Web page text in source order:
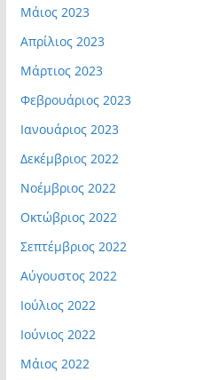
Μάιος 2023
Απρίλιος 2023
Μάρτιος 2023
Φεβρουάριος 2023
Ιανουάριος 2023
Δεκέμβριος 2022
Νοέμβριος 2022
Οκτώβριος 2022
Σεπτέμβριος 2022
Αύγουστος 2022
Ιούλιος 2022
Ιούνιος 2022
Μάιος 2022